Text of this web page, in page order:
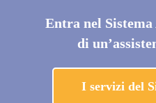
Entra nel
di
I servizi del